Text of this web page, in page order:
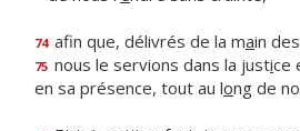
74 afin que, délivrés de la main
75 nous le servions dans la justice
en sa présence, tout au long de